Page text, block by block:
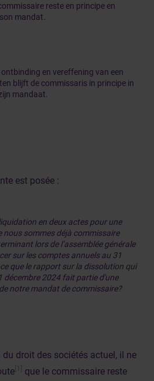
reste en principe en
mandat.
en vereffening van een
blijft de commissaris in principe in
mandaat.
est posée :
en deux actes pour une
nous sommes déjà commissaire
lors de l’assemblée générale
sur les comptes annuels au 31
que le rapport sur la dissolution qui
décembre 2024 fait partie d'une
notre mandat de commissaire?
du droit des sociétés actuel, il ne
que le commissaire reste